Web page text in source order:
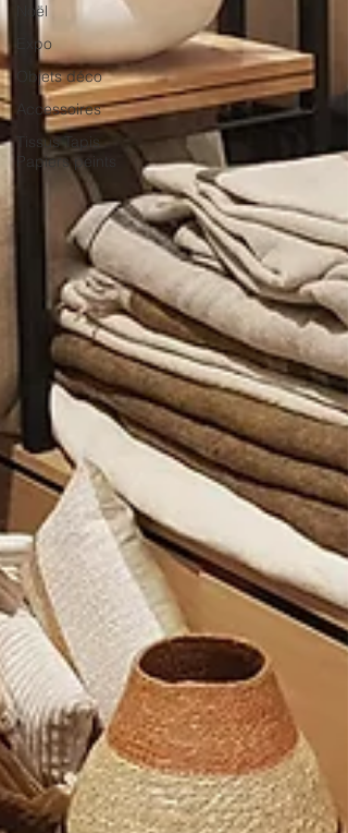
Noël
Expo
Objets déco
Accessoires
Tissus Tapis
Papiers peints